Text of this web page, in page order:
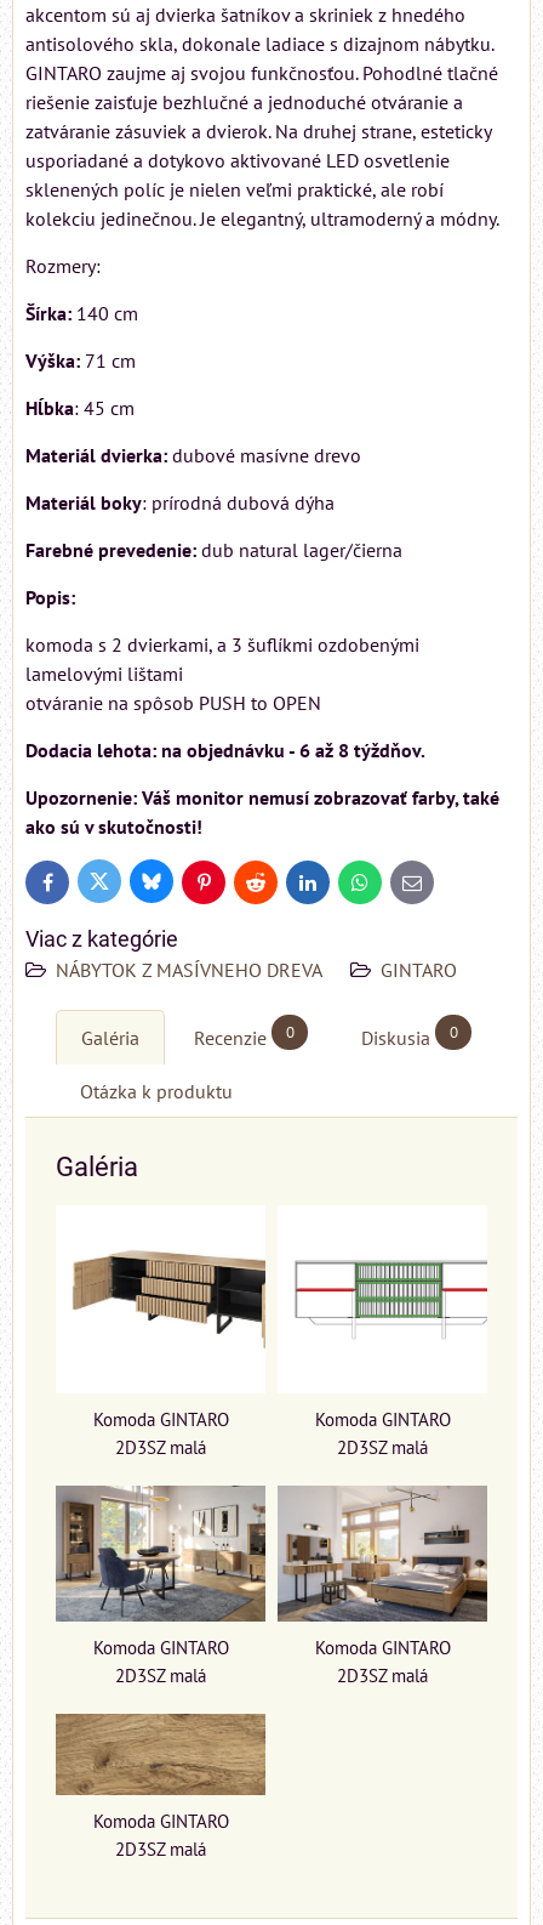
akcentom sú aj dvierka šatníkov a skriniek z hnedého
antisolového skla, dokonale ladiace s dizajnom nábytku.
GINTARO zaujme aj svojou funkčnosťou. Pohodlné tlačné
riešenie zaisťuje bezhlučné a jednoduché otváranie a
zatváranie zásuviek a dvierok. Na druhej strane, esteticky
usporiadané a dotykovo aktivované LED osvetlenie
sklenených políc je nielen veľmi praktické, ale robí
kolekciu jedinečnou. Je elegantný, ultramoderný a módny.
Rozmery:
Šírka: 140 cm
Výška: 71 cm
Hĺbka: 45 cm
Materiál dvierka: dubové masívne drevo
Materiál boky: prírodná dubová dýha
Farebné prevedenie: dub natural lager/čierna
Popis:
komoda s 2 dvierkami, a 3 šuflíkmi ozdobenými
lamelovými lištami
otváranie na spôsob PUSH to OPEN
Dodacia lehota: na objednávku - 6 až 8 týždňov.
Upozornenie: Váš monitor nemusí zobrazovať farby, také
ako sú v skutočnosti!
FacebookTwitter BlueskyPinterestReddit LinkedInWhatsApp
E-
mail
Viac z kategórie
NÁBYTOK Z MASÍVNEHO DREVA GINTARO
Galéria Recenzie 0 Diskusia 0
Otázka k produktu
Galéria
Komoda GINTARO
2D3SZ malá
Komoda GINTARO
2D3SZ malá
Komoda GINTARO
2D3SZ malá
Komoda GINTARO
2D3SZ malá
Komoda GINTARO
2D3SZ malá